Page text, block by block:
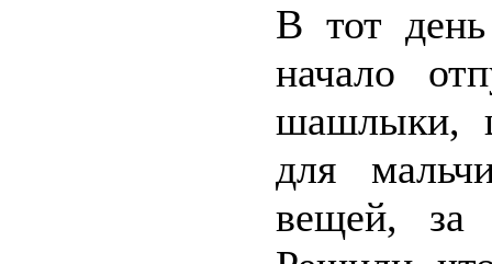
В тот
начало
шашлыки,
для
вещей,